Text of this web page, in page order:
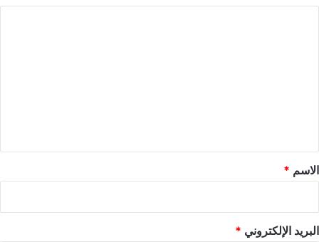
*
الاسم *
البريد الإلكتروني *